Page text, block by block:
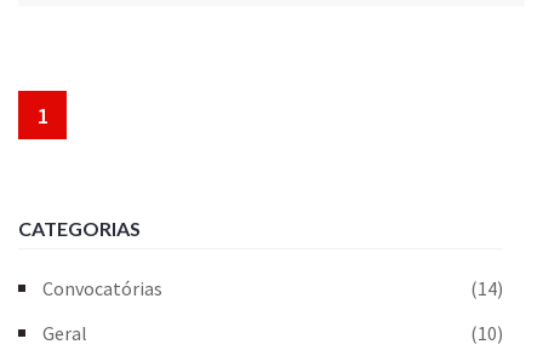
1
CATEGORIAS
Convocatórias
(14)
Geral
(10)